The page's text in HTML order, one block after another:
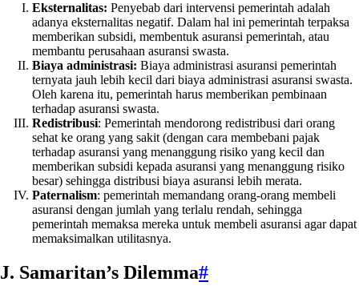
Eksternalitas: Penyebab dari intervensi pemerintah adalah
adanya eksternalitas negatif. Dalam hal ini pemerintah terpaksa
memberikan subsidi, membentuk asuransi pemerintah, atau
membantu perusahaan asuransi swasta.
Biaya administrasi: Biaya administrasi asuransi pemerintah
ternyata jauh lebih kecil dari biaya administrasi asuransi swasta.
Oleh karena itu, pemerintah harus memberikan pembinaan
terhadap asuransi swasta.
Redistribusi: Pemerintah mendorong redistribusi dari orang
sehat ke orang yang sakit (dengan cara membebani pajak
terhadap asuransi yang menanggung risiko yang kecil dan
memberikan subsidi kepada asuransi yang menanggung risiko
besar) sehingga distribusi biaya asuransi lebih merata.
Paternalism: pemerintah memandang orang-orang membeli
asuransi dengan jumlah yang terlalu rendah, sehingga
pemerintah memaksa mereka untuk membeli asuransi agar dapat
memaksimalkan utilitasnya.
J. Samaritan’s Dilemma#